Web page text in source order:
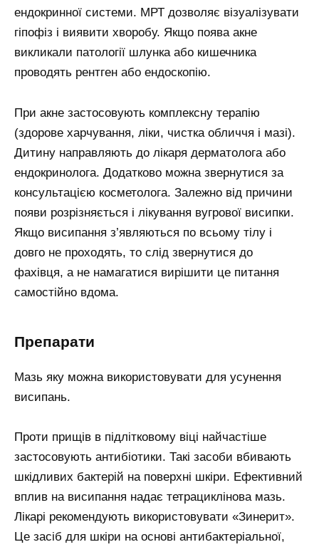
ендокринної системи. МРТ дозволяє візуалізувати
гіпофіз і виявити хворобу. Якщо поява акне
викликали патології шлунка або кишечника
проводять рентген або ендоскопію.
При акне застосовують комплексну терапію
(здорове харчування, ліки, чистка обличчя і мазі).
Дитину направляють до лікаря дерматолога або
ендокринолога. Додатково можна звернутися за
консультацією косметолога. Залежно від причини
появи розрізняється і лікування вугрової висипки.
Якщо висипання з’являються по всьому тілу і
довго не проходять, то слід звернутися до
фахівця, а не намагатися вирішити це питання
самостійно вдома.
препарати
Мазь яку можна використовувати для усунення
висипань.
Проти прищів в підлітковому віці найчастіше
застосовують антибіотики. Такі засоби вбивають
шкідливих бактерій на поверхні шкіри. Ефективний
вплив на висипання надає тетрациклінова мазь.
Лікарі рекомендують використовувати «Зинерит».
Це засіб для шкіри на основі антибактеріальної,